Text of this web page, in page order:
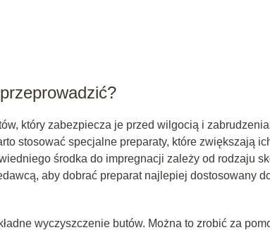
który zabezpiecza je przed wilgocią i
stosować specjalne preparaty, które zwiększają
środka do impregnacji zależy od rodzaju
aby dobrać preparat najlepiej dostosowany
wyczyszczenie butów. Można to zrobić za